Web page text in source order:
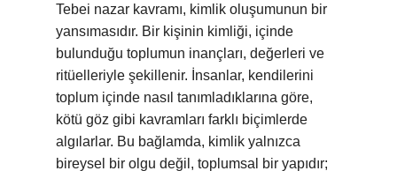
Tebei nazar kavramı, kimlik oluşumunun bir
yansımasıdır. Bir kişinin kimliği, içinde
bulunduğu toplumun inançları, değerleri ve
ritüelleriyle şekillenir. İnsanlar, kendilerini
toplum içinde nasıl tanımladıklarına göre,
kötü göz gibi kavramları farklı biçimlerde
algılarlar. Bu bağlamda, kimlik yalnızca
bireysel bir olgu değil, toplumsal bir yapıdır;